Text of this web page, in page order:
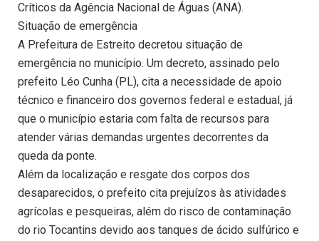
Críticos da Agência Nacional de Águas (ANA).
Situação de emergência
A Prefeitura de Estreito decretou situação de
emergência no município. Um decreto, assinado pelo
prefeito Léo Cunha (PL), cita a necessidade de apoio
técnico e financeiro dos governos federal e estadual, já
que o município estaria com falta de recursos para
atender várias demandas urgentes decorrentes da
queda da ponte.
Além da localização e resgate dos corpos dos
desaparecidos, o prefeito cita prejuízos às atividades
agrícolas e pesqueiras, além do risco de contaminação
do rio Tocantins devido aos tanques de ácido sulfúrico e